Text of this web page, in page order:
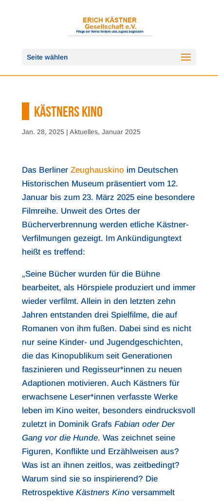
Seite wählen
KÄSTNERS KINO
Jan. 28, 2025| Aktuelles, Januar 2025
Das Berliner Zeughauskino im Deutschen
Historischen Museum präsentiert vom 12.
Januar bis zum 23. März 2025 eine besondere
Filmreihe. Unweit des Ortes der
Bücherverbrennung werden etliche Kästner-
Verfilmungen gezeigt. Im Ankündigungtext
heißt es treffend:
„Seine Bücher wurden für die Bühne
bearbeitet, als Hörspiele produziert und immer
wieder verfilmt. Allein in den letzten zehn
Jahren entstanden drei Spielfilme, die auf
Romanen von ihm fußen. Dabei sind es nicht
nur seine Kinder- und Jugendgeschichten,
die das Kinopublikum seit Generationen
faszinieren und Regisseur*innen zu neuen
Adaptionen motivieren. Auch Kästners für
erwachsene Leser*innen verfasste Werke
leben im Kino weiter, besonders eindrucksvoll
zuletzt in Dominik Grafs Fabian oder Der
Gang vor die Hunde. Was zeichnet seine
Figuren, Konflikte und Erzählweisen aus?
Was ist an ihnen zeitlos, was zeitbedingt?
Warum sind sie so inspirierend? Die
Retrospektive Kästners Kinoversammelt